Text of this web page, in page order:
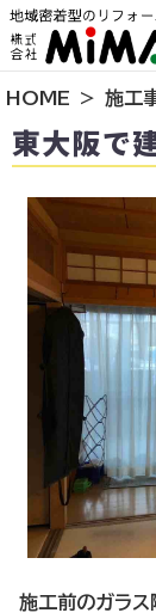
トップページ
選ばれる理由
施工事例
イベント情報
店舗＆モデ
スタッフ紹介
リフォームの
お知らせ
会社概要
HOME 施工
東大阪で
施工前のガラス